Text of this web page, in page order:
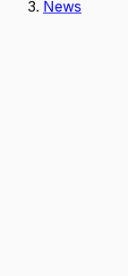
News